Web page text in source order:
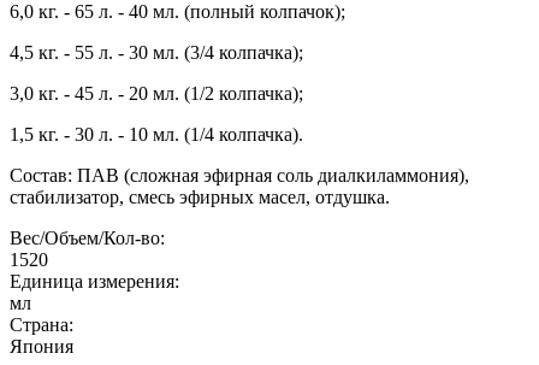
6,0 кг. - 65 л. - 40 мл. (полный колпачок);
4,5 кг. - 55 л. - 30 мл. (3/4 колпачка);
3,0 кг. - 45 л. - 20 мл. (1/2 колпачка);
1,5 кг. - 30 л. - 10 мл. (1/4 колпачка).
Состав: ПАВ (сложная эфирная соль диалкиламмония),
стабилизатор, смесь эфирных масел, отдушка.
Вес/Объем/Кол-во:
1520
Единица измерения:
мл
Страна:
Япония